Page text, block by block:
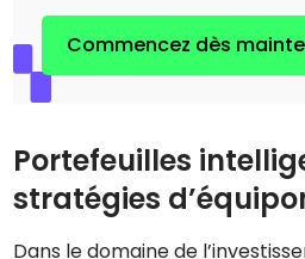
Commencez dès
Portefeuilles
stratégies
Dans le domaine de